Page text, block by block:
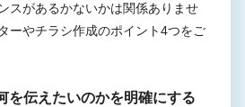
スがあるかないかは関係ありませ
ーやチラシ作成のポイント4つをご
を伝えたいのかを明確にする